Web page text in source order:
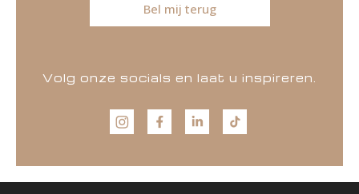
Bel mij terug
Volg onze socials en laat u inspireren.